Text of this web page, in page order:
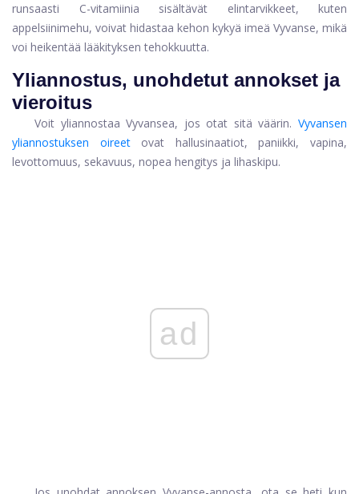
runsaasti C-vitamiinia sisältävät elintarvikkeet, kuten
appelsiinimehu, voivat hidastaa kehon kykyä imeä Vyvanse, mikä
voi heikentää lääkityksen tehokkuutta.
Yliannostus, unohdetut annokset ja
vieroitus
Voit yliannostaa Vyvansea, jos otat sitä väärin. Vyvansen
yliannostuksen oireet
ovat hallusinaatiot, paniikki, vapina,
levottomuus, sekavuus, nopea hengitys ja lihaskipu.
ad